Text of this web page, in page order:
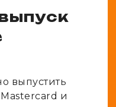
выпустить
и